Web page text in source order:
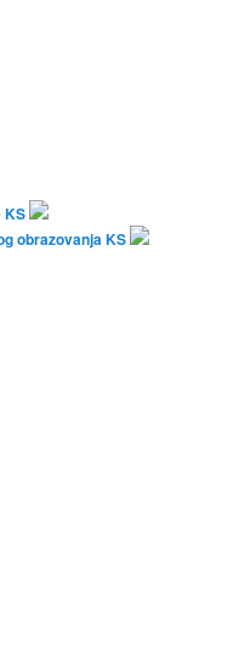
KS
obrazovanja KS